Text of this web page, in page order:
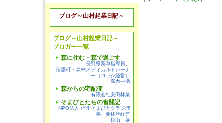
ブログ～山村起業日記～
ブログ～山村起業日記～
ブロガー一覧
森に住む・森で過ごす
長野県薬草指導員、
信濃町・森林メディカルトレーナ
ー（ロッジ経営）
高力一浩
森からの宅配便
有限会社安田林業
そまびとたちの奮闘記
NPO法人 信州そまびとクラブ理
事、要林産経営
杉山 要